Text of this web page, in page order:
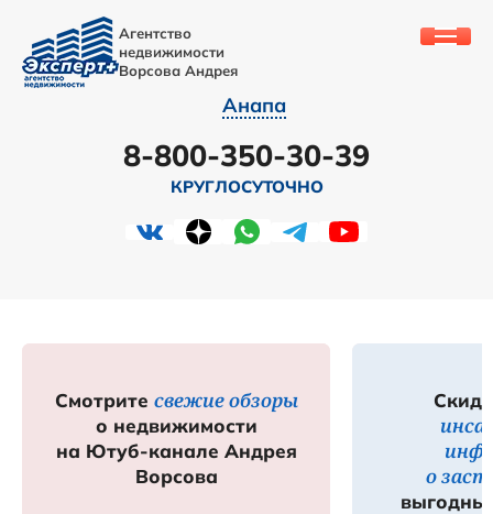
Агентство
недвижимости
Ворсова Андрея
Анапа
8-800-350-30-39
КРУГЛОСУТОЧНО
Смотрите свежие обзоры
о недвижимости
на Ютуб-канале Андрея
Ворсова
о